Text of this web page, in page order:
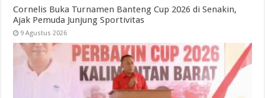
Cornelis Buka Turnamen Banteng Cup 2026 di Senakin,
Ajak Pemuda Junjung Sportivitas
9 Agustus 2026